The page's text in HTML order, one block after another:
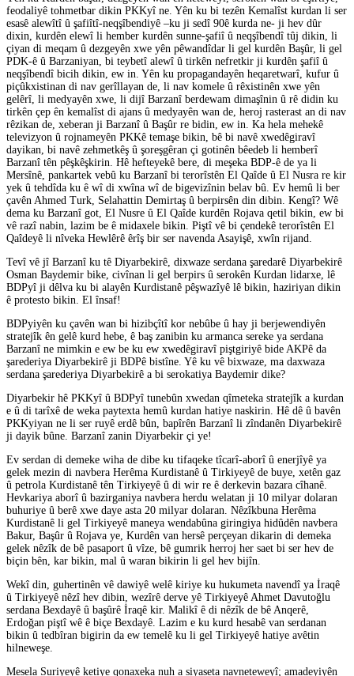
feodaliyê tohmetbar dikin PKKyî ne. Yên ku bi tezên Kemalîst kurdan li ser
esasê alewîtî û şafiîtî-neqşîbendiyê –ku ji sedî 90ê kurda ne- ji hev dûr
dixin, kurdên elewî li hember kurdên sunne-şafiî û neqşîbendî tûj dikin, li
çiyan di meqam û dezgeyên xwe yên pêwandîdar li gel kurdên Başûr, li gel
PDK-ê û Barzaniyan, bi teybetî alewî û tirkên nefretkir ji kurdên şafiî û
neqşîbendî bicih dikin, ew in. Yên ku propagandayên heqaretwarî, kufur û
piçûkxistinan di nav gerîllayan de, li nav komele û rêxistinên xwe yên
gelêrî, li medyayên xwe, li dijî Barzanî berdewam dimaşînin û rê didin ku
tirkên çep ên kemalîst di ajans û medyayên wan de, heroj rasterast an di nav
rêzikan de, xeberan ji Barzanî û Başûr re bidin, ew in. Ka hela mehekê
televizyon û rojnameyên PKKê temaşe bikin, bê bi navê xwedêgiravî
dayikan, bi navê zehmetkêş û şoreşgêran çi gotinên bêedeb li hemberî
Barzanî tên pêşkêşkirin. Hê hefteyekê bere, di meşeka BDP-ê de ya li
Mersînê, pankartek vebû ku Barzanî bi terorîstên El Qaîde û El Nusra re kir
yek û tehdîda ku ê wî di xwîna wî de bigevizînin belav bû. Ev hemû li ber
çavên Ahmed Turk, Selahattin Demirtaş û berpirsên din dibin. Kengî? Wê
dema ku Barzanî got, El Nusre û El Qaîde kurdên Rojava qetil bikin, ew bi
vê razî nabin, lazim be ê midaxele bikin. Piştî vê bi çendekê terorîstên El
Qaîdeyê li nîveka Hewlêrê êrîş bir ser navenda Asayişê, xwîn rijand.
Tevî vê jî Barzanî ku tê Diyarbekirê, dixwaze serdana şaredarê Diyarbekirê
Osman Baydemir bike, civînan li gel berpirs û serokên Kurdan lidarxe, lê
BDPyî ji dêlva ku bi alayên Kurdistanê pêşwazîyê lê bikin, haziriyan dikin
ê protesto bikin. El însaf!
BDPyiyên ku çavên wan bi hizibçîtî kor nebûbe û hay ji berjewendiyên
stratejîk ên gelê kurd hebe, ê baş zanibin ku armanca sereke ya serdana
Barzanî ne mimkin e ew be ku ew xwedêgiravî piştgiriyê bide AKPê da
şarederiya Diyarbekirê ji BDPê bistîne. Yê ku vê bixwaze, ma daxwaza
serdana şarederiya Diyarbekirê a bi serokatiya Baydemir dike?
Diyarbekir hê PKKyî û BDPyî tunebûn xwedan qîmeteka stratejîk a kurdan
e û di tarîxê de weka paytexta hemû kurdan hatiye naskirin. Hê dê û bavên
PKKyiyan ne li ser ruyê erdê bûn, bapîrên Barzanî li zîndanên Diyarbekirê
ji dayik bûne. Barzanî zanin Diyarbekir çi ye!
Ev serdan di demeke wiha de dibe ku tifaqeke tîcarî-aborî û enerjîyê ya
gelek mezin di navbera Herêma Kurdistanê û Tirkiyeyê de buye, xetên gaz
û petrola Kurdistanê tên Tirkiyeyê û di wir re ê derkevin bazara cîhanê.
Hevkariya aborî û bazirganiya navbera herdu welatan ji 10 milyar dolaran
buhuriye û berê xwe daye asta 20 milyar dolaran. Nêzîkbuna Herêma
Kurdistanê li gel Tirkiyeyê maneya wendabûna giringiya hidûdên navbera
Bakur, Başûr û Rojava ye, Kurdên van hersê perçeyan dikarin di demeka
gelek nêzîk de bê pasaport û vîze, bê gumrik herroj her saet bi ser hev de
biçin bên, kar bikin, mal û waran bikirin li gel hev bijîn.
Wekî din, guhertinên vê dawiyê welê kiriye ku hukumeta navendî ya İraqê
û Tirkiyeyê nêzî hev dibin, wezîrê derve yê Tirkiyeyê Ahmet Davutoğlu
serdana Bexdayê û başûrê İraqê kir. Malikî ê di nêzîk de bê Anqerê,
Erdoğan piştî wê ê biçe Bexdayê. Lazim e ku kurd hesabê van serdanan
bikin û tedbîran bigirin da ew temelê ku li gel Tirkiyeyê hatiye avêtin
hilneweşe.
Mesela Suriyeyê ketiye qonaxeka nuh a siyaseta navneteweyî; amadeyiyên